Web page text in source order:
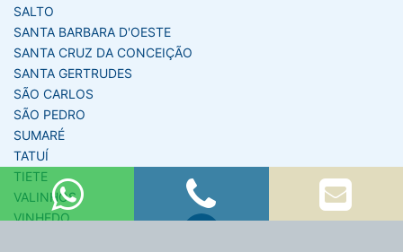
SALTO
SANTA BARBARA D'OESTE
SANTA CRUZ DA CONCEIÇÃO
SANTA GERTRUDES
SÃO CARLOS
SÃO PEDRO
SUMARÉ
TATUÍ
TIETE
VALINHOS
VINHEDO